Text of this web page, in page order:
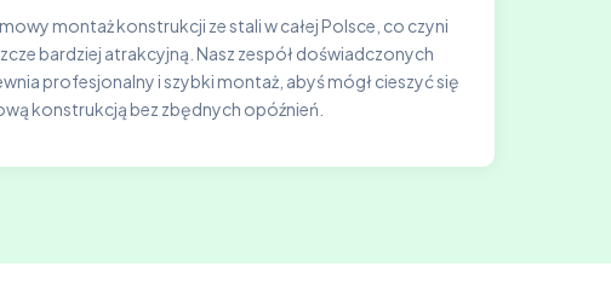
montaż konstrukcji ze stali w całej Polsce, co czyni
bardziej atrakcyjną. Nasz zespół doświadczonych
profesjonalny i szybki montaż, abyś mógł cieszyć się
konstrukcją bez zbędnych opóźnień.